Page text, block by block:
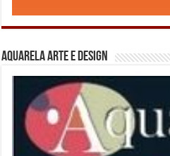
Aquarela Arte e Design